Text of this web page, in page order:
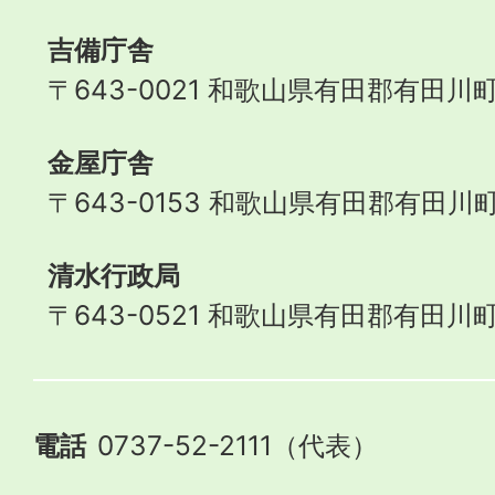
吉備庁舎
〒643-0021 和歌山県有田郡有田川
金屋庁舎
〒643-0153 和歌山県有田郡有田川
清水行政局
〒643-0521 和歌山県有田郡有田川
電話 0737-52-2111（代表）